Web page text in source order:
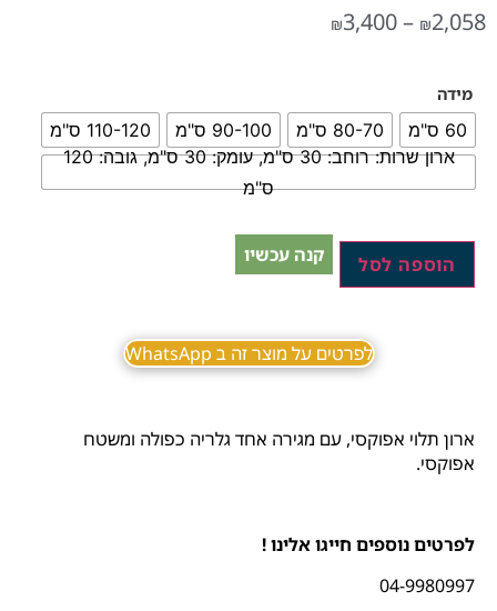
₪2,058
–
₪3,400
מידה
60 ס"מ 80-70 ס"מ 90-100 ס"מ
110-120 ס"מ
ארון שרות: רוחב: 30 ס"מ, עומק: 30 ס"מ, גובה: 120
ס"מ
קנה עכשיו הוספה לסל
לפרטים על מוצר זה ב WhatsApp
ארון תלוי אפוקסי, עם מגירה אחד גלריה כפולה ומשטח
אפוקסי.
לפרטים נוספים חייגו אלינו !
04-9980997